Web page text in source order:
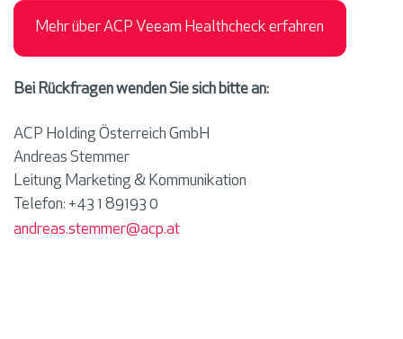
Mehr über ACP Veeam Healthcheck erfahren
Bei Rückfragen wenden Sie sich bitte an:
ACP Holding Österreich GmbH
Andreas Stemmer
Leitung Marketing & Kommunikation
Telefon: +43 1 89193 0
andreas.stemmer@acp.at